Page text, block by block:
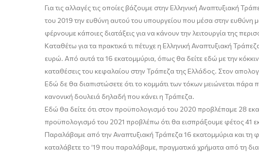
Για τις αλλαγές τις οποίες βάζουμε στην Ελληνική Αναπτυξιακή
του 2019 την ευθύνη αυτού του υπουργείου που μέσα στην ευθύνη
φέρνουμε κάποιες διατάξεις για να κάνουν την λειτουργία της
Καταθέτω για τα πρακτικά τι πέτυχε η Ελληνική Αναπτυξιακή
ευρώ. Από αυτά τα 16 εκατομμύρια, όπως θα δείτε εδώ με την
καταθέσεις του κεφαλαίου στην Τράπεζα της Ελλάδος. Στον
Εδώ δε θα διαπιστώσετε ότι το κομμάτι των τόκων μειώνεται πάρα
κανονική δουλειά δηλαδή που κάνει η Τράπεζα.
Εδώ θα δείτε ότι στον προϋπολογισμό του 2020 προβλέπαμε 28
προϋπολογισμό του 2021 προβλέπω ότι θα εισπράξουμε φέτος 41
Παραλάβαμε από την Αναπτυξιακή Τράπεζα 16 εκατομμύρια και τη
καταλάβετε το ’19 που παραλάβαμε, πραγματικά χρήματα από τη